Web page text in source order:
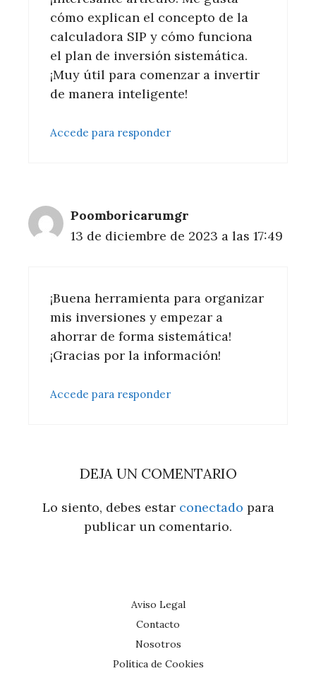
cómo explican el concepto de la
calculadora SIP y cómo funciona
el plan de inversión sistemática.
¡Muy útil para comenzar a invertir
de manera inteligente!
Accede para responder
Poomboricarumgr
13 de diciembre de 2023 a las 17:49
¡Buena herramienta para organizar
mis inversiones y empezar a
ahorrar de forma sistemática!
¡Gracias por la información!
Accede para responder
DEJA UN COMENTARIO
Lo siento, debes estar conectado para
publicar un comentario.
Aviso Legal
Contacto
Nosotros
Política de Cookies